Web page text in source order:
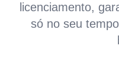
licenciamento,
só no seu